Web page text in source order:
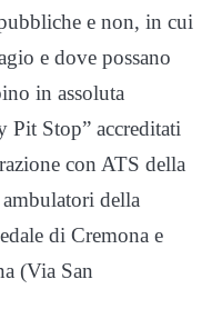
e non, in cui
e dove possano
in assoluta
Pit Stop” accreditati
con ATS della
della
di Cremona e
(Via San